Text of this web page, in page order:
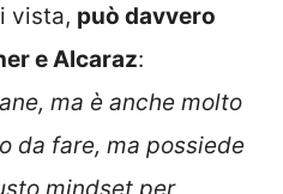
vista, può davvero
e Alcaraz:
ma è anche molto
da fare, ma possiede